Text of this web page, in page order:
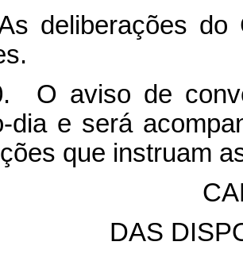
deliberações do
O aviso de
dia e será
que instruam
DAS